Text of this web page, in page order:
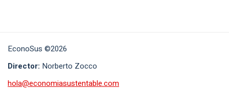
EconoSus ©2026
Director: Norberto Zocco
hola@economiasustentable.com